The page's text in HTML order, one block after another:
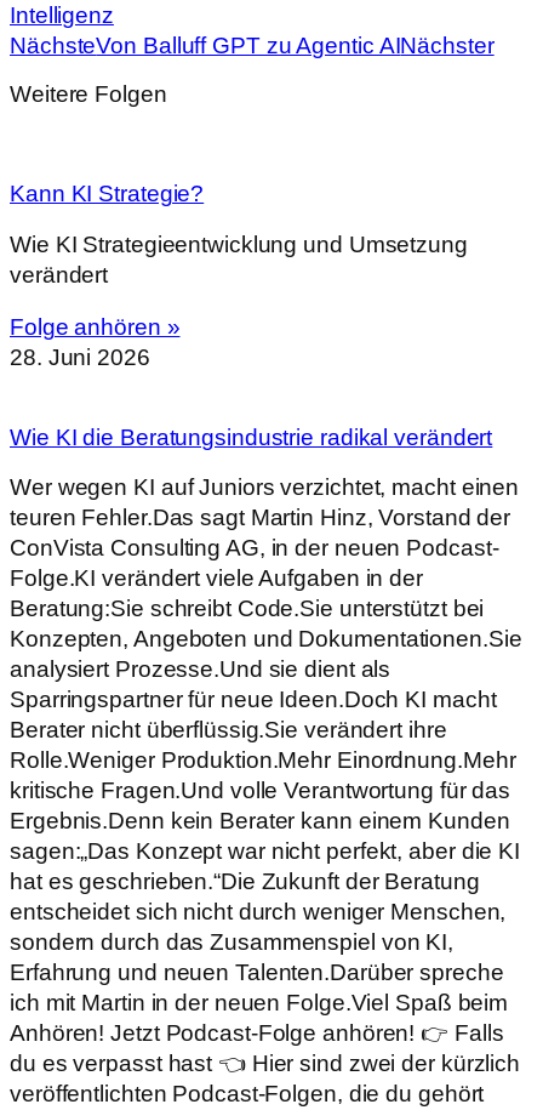
Intelligenz
NächsteVon Balluff GPT zu Agentic AINächster
Weitere Folgen
Kann KI Strategie?
Wie KI Strategieentwicklung und Umsetzung
verändert
Folge anhören »
28. Juni 2026
Wie KI die Beratungsindustrie radikal verändert
Wer wegen KI auf Juniors verzichtet, macht einen
teuren Fehler.Das sagt Martin Hinz, Vorstand der
ConVista Consulting AG, in der neuen Podcast-
Folge.KI verändert viele Aufgaben in der
Beratung:Sie schreibt Code.Sie unterstützt bei
Konzepten, Angeboten und Dokumentationen.Sie
analysiert Prozesse.Und sie dient als
Sparringspartner für neue Ideen.Doch KI macht
Berater nicht überflüssig.Sie verändert ihre
Rolle.Weniger Produktion.Mehr Einordnung.Mehr
kritische Fragen.Und volle Verantwortung für das
Ergebnis.Denn kein Berater kann einem Kunden
sagen:„Das Konzept war nicht perfekt, aber die KI
hat es geschrieben.“Die Zukunft der Beratung
entscheidet sich nicht durch weniger Menschen,
sondern durch das Zusammenspiel von KI,
Erfahrung und neuen Talenten.Darüber spreche
ich mit Martin in der neuen Folge.Viel Spaß beim
Anhören! Jetzt Podcast-Folge anhören! 👉 Falls
du es verpasst hast 👈 Hier sind zwei der kürzlich
veröffentlichten Podcast-Folgen, die du gehört